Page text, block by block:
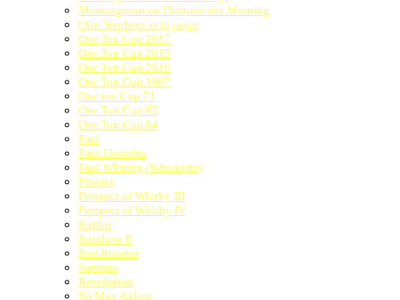
Morningtown ou l'histoire des Morning
Olin Stephens et la jauge
One Ton Cup 2017
One Ton Cup 2015
One Ton Cup 2016
One Ton Cup 1967
One ton Cup 71
One Ton Cup 85
One Ton Cup 84
Paul
Paul Elvström
Paul Whiting (Silhouette)
Pionier
Prospect of Whitby III
Prospect of Whitby IV
Rabbit
Rainbow II
Red Rooster
Samsara
Revolution
Sir Max Aitken